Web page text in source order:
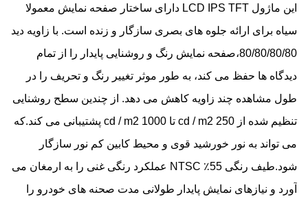
این ماژول LCD IPS TFT دارای ساختار صفحه نمایش معمولا
سیاه برای ارائه جلوه های بصری سازگار و زنده است. با زاویه دید
80/80/80/80،صفحه نمایش رنگ و روشنایی پایدار را از تمام
دیدگاه ها حفظ می کند، به طور موثر تغییر رنگ و تحریف را در
طول مشاهده چند زاویه کاهش می دهد. از چندین سطح روشنایی
تنظیم شده از 250 cd / m2 تا 1000 cd / m2 پشتیبانی می کند.که
می تواند به نور خورشید قوی و محیط کابین کم نور سازگار
شود.طیف رنگی 55٪ NTSC عملکرد رنگی غنی را به ارمغان می
آورد و نیازهای نمایش پایدار طولانی مدت صحنه های خودرو را